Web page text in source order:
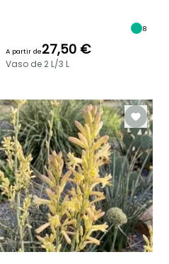
8
A partir de27,50 €
Vaso de 2 L/3 L